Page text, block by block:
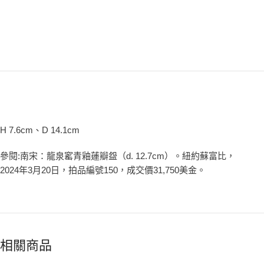
H 7.6cm、D 14.1cm
參閱:南宋：龍泉窰青釉蓮瓣盌（d. 12.7cm）。紐約蘇富比，
2024年3月20日，拍品編號150，成交價31,750美金。
相關商品